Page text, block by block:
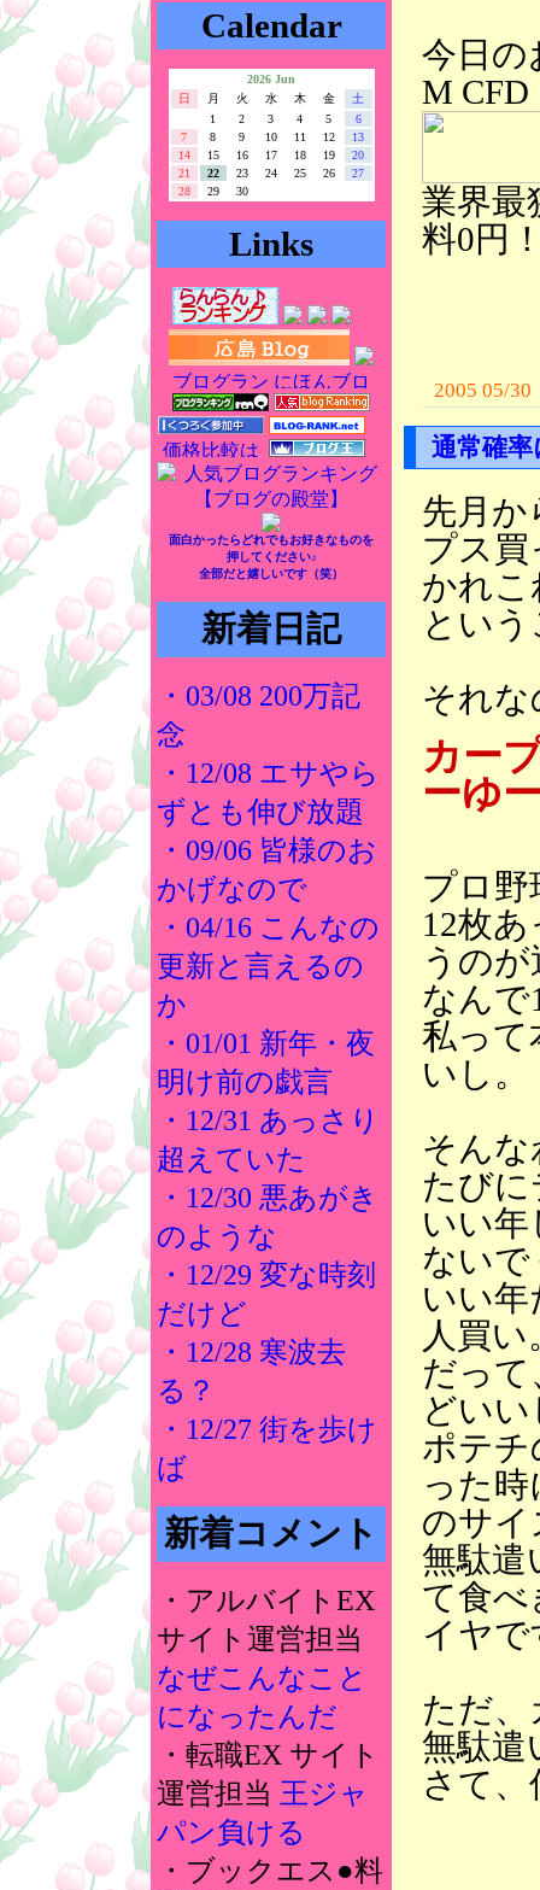
Calendar
2026 Jun
日
月 火 水 木 金
土
1
2 3 4 5
6
7
8 9 10 11 12
13
14
15 16 17 18 19
20
21
22 23 24 25 26
27
28
29 30
Links
面白かったらどれでもお好きなものを
押してください♪
全部だと嬉しいです（笑）
新着日記
・03/08 200万記
念
・12/08 エサやら
ずとも伸び放題
・09/06 皆様のお
かげなので
・04/16 こんなの
更新と言えるの
か
・01/01 新年・夜
明け前の戯言
・12/31 あっさり
超えていた
・12/30 悪あがき
のような
・12/29 変な時刻
だけど
・12/28 寒波去
る？
・12/27 街を歩け
ば
新着コメント
・アルバイトEX
サイト運営担当
なぜこんなこと
になったんだ
・転職EX サイト
運営担当 王ジャ
パン負ける
・ブックエス●料
今日の
M CFD
業界最
料0円
2005 05/30
通常確
先月か
プス
かれこ
とい
それな
カー
ーゆ
プロ野
12枚
うの
なんで
私って
いし。
そん
たび
いい
ないで
いい
人買い
だっ
どい
ポテチ
った
のサイ
無駄遣
て食
イヤ
ただ、
無駄遣
さて